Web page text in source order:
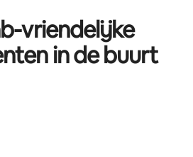
vriendelijke
in de buurt